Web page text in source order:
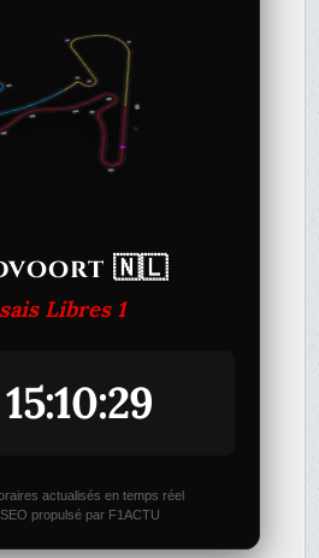
🇳🇱
Libres 1
actualisés en temps réel
propulsé par F1ACTU